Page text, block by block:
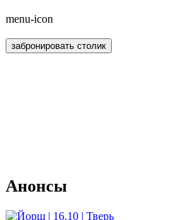
menu-icon
забронировать столик
Анонсы